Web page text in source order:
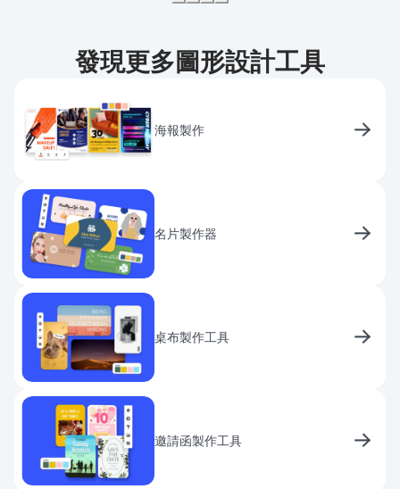
發現更多圖形設計工具
海報製作
名片製作器
桌布製作工具
邀請函製作工具